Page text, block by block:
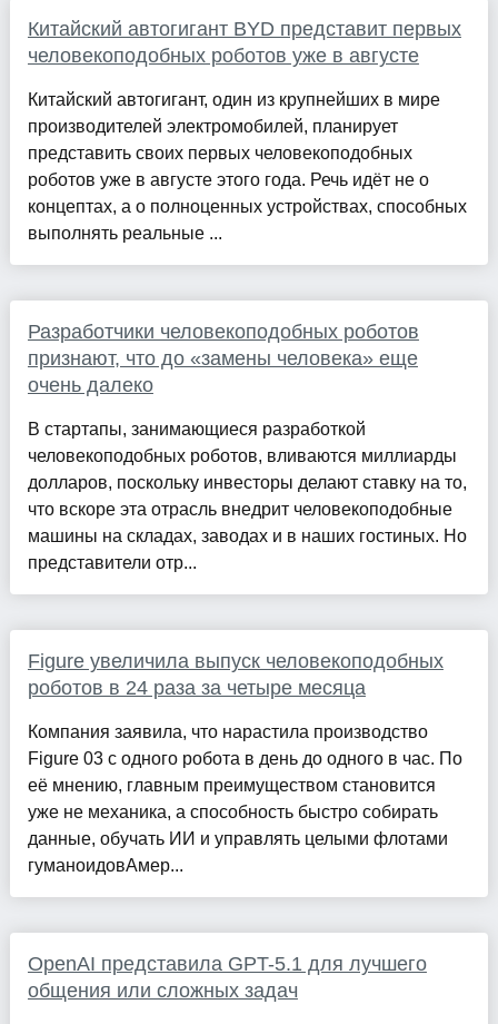
Китайский автогигант BYD представит первых
человекоподобных роботов уже в августе
Китайский автогигант, один из крупнейших в мире
производителей электромобилей, планирует
представить своих первых человекоподобных
роботов уже в августе этого года. Речь идёт не о
концептах, а о полноценных устройствах, способных
выполнять реальные ...
Разработчики человекоподобных роботов
признают, что до «замены человека» еще
очень далеко
В стартапы, занимающиеся разработкой
человекоподобных роботов, вливаются миллиарды
долларов, поскольку инвесторы делают ставку на то,
что вскоре эта отрасль внедрит человекоподобные
машины на складах, заводах и в наших гостиных. Но
представители отр...
Figure увеличила выпуск человекоподобных
роботов в 24 раза за четыре месяца
Компания заявила, что нарастила производство
Figure 03 с одного робота в день до одного в час. По
её мнению, главным преимуществом становится
уже не механика, а способность быстро собирать
данные, обучать ИИ и управлять целыми флотами
гуманоидовАмер...
OpenAI представила GPT-5.1 для лучшего
общения или сложных задач